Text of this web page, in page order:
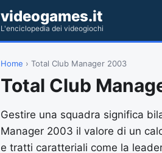
videogames.it
L'enciclopedia dei videogiochi
Home › Total Club Manager 2003
Total Club
Gestire una squadra significa
Manager 2003 il valore di un
e tratti caratteriali come la